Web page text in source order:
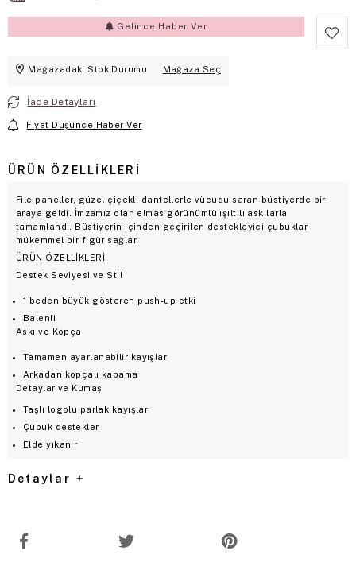
Gelince Haber Ver
Mağazadaki Stok Durumu Mağaza Seç
İade Detayları
Fiyat Düşünce Haber Ver
ÜRÜN ÖZELLIKLERI
File paneller, güzel çiçekli dantellerle vücudu saran büstiyerde bir
araya geldi. İmzamız olan elmas görünümlü ışıltılı askılarla
tamamlandı. Büstiyerin içinden geçirilen destekleyici çubuklar
mükemmel bir figür sağlar.
ÜRÜN ÖZELLİKLERİ
Destek Seviyesi ve Stil
1 beden büyük gösteren push-up etki
Balenli
Askı ve Kopça
Tamamen ayarlanabilir kayışlar
Arkadan kopçalı kapama
Detaylar ve Kumaş
Taşlı logolu parlak kayışlar
Çubuk destekler
Elde yıkanır
Detaylar